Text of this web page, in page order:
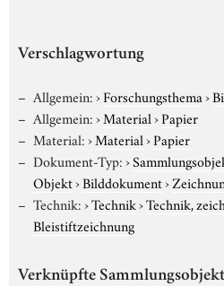
Verschlagwortung
Allgemein:›Forschungsthema›
Allgemein:›Material›Papier
Material:›Material›Papier
Dokument-Typ:›
Objekt›Bilddokument›
Technik:›Technik›Technik,
Bleistiftzeichnung
Verknüpfte